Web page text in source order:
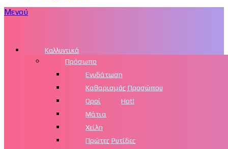
Μενού
Καλλυντικά
Πρόσωπο
Ενυδάτωση
Καθαρισμός Προσώπου
Οροί
Hot!
Μάτια
Χείλη
Πρώτες Ρυτίδες